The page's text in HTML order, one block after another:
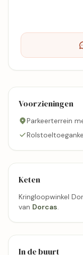
Voorzieningen
Parkeerterrein
Keten
Kringloopwinkel
van Dorcas
In de buurt